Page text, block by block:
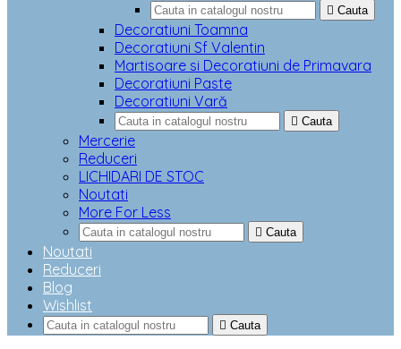
 Cauta
Decoratiuni Toamna
Decoratiuni Sf Valentin
Martisoare si Decoratiuni de Primavara
Decoratiuni Paste
Decoratiuni Vară
 Cauta
Mercerie
Reduceri
LICHIDARI DE STOC
Noutati
More For Less
 Cauta
Noutati
Reduceri
Blog
Wishlist
 Cauta